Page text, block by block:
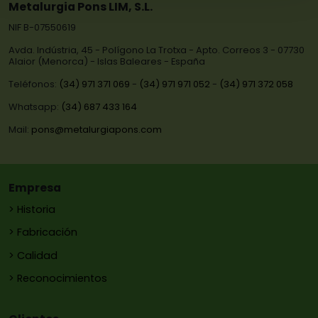
Metalurgia Pons LIM, S.L.
NIF B-07550619
Avda. Indústria, 45 - Polígono La Trotxa - Apto. Correos 3 - 07730
Alaior (Menorca) - Islas Baleares - España
Teléfonos: (34) 971 371 069 - (34) 971 971 052 - (34) 971 372 058
Whatsapp: (34) 687 433 164
Mail: pons@metalurgiapons.com
Empresa
> Historia
> Fabricación
> Calidad
> Reconocimientos